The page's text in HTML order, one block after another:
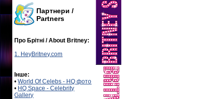
Партнери /
Partners
Про Брітні / About Britney:
1. HeyBritney.com
Інше:
•World Of Celebs - HQ фото
• HQ Space - Celebrity
Gallery